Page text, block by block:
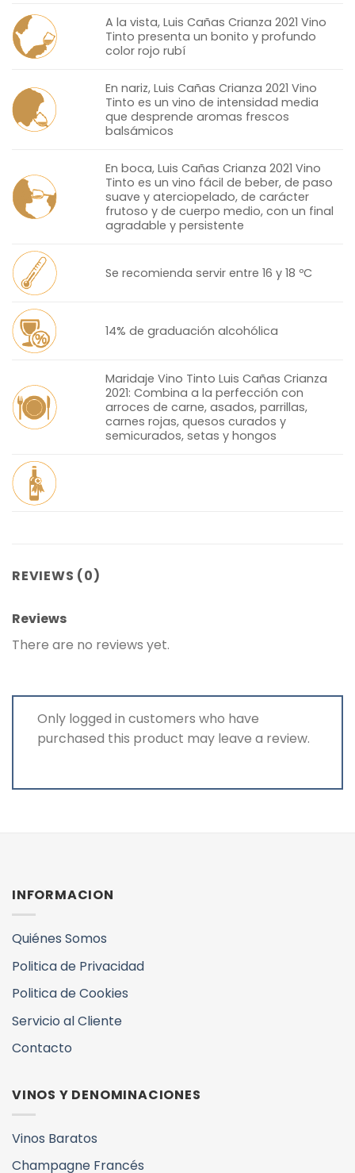
A la vista, Luis Cañas Crianza 2021 Vino
Tinto presenta un bonito y profundo
color rojo rubí
En nariz, Luis Cañas Crianza 2021 Vino
Tinto es un vino de intensidad media
que desprende aromas frescos
balsámicos
En boca, Luis Cañas Crianza 2021 Vino
Tinto es un vino fácil de beber, de paso
suave y aterciopelado, de carácter
frutoso y de cuerpo medio, con un final
agradable y persistente
Se recomienda servir entre 16 y 18 ºC
14% de graduación alcohólica
Maridaje Vino Tinto Luis Cañas Crianza
2021: Combina a la perfección con
arroces de carne, asados, parrillas,
carnes rojas, quesos curados y
semicurados, setas y hongos
REVIEWS (0)
Reviews
There are no reviews yet.
Only logged in customers who have
purchased this product may leave a review.
INFORMACION
Quiénes Somos
Politica de Privacidad
Politica de Cookies
Servicio al Cliente
Contacto
VINOS Y DENOMINACIONES
Vinos Baratos
Champagne Francés